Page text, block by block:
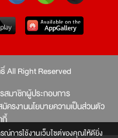
การใช้งานเว็บไซต์ของคุณให้ดียิ่ง
All Right Reserved
สมาชิกผู้ประกอบการ
มัครงานนโยบายความเป็นส่วนตัว
กี้